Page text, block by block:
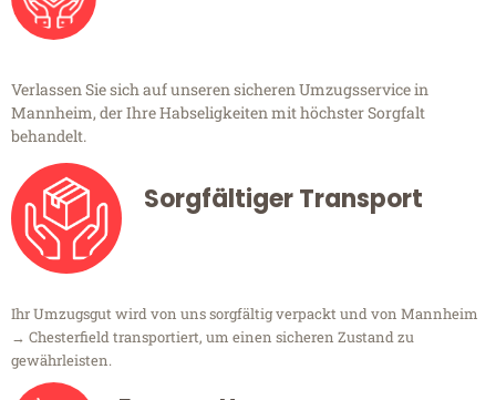
Verlassen Sie sich auf unseren sicheren Umzugsservice in
Mannheim, der Ihre Habseligkeiten mit höchster Sorgfalt
behandelt.
Sorgfältiger Transport
Ihr Umzugsgut wird von uns sorgfältig verpackt und von Mannheim
→ Chesterfield transportiert, um einen sicheren Zustand zu
gewährleisten.